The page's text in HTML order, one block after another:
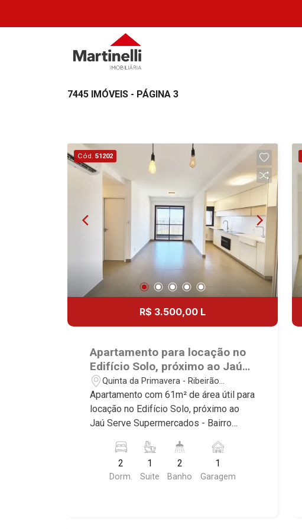
7445 IMÓVEIS - PÁGINA 3
Cód. 51202
R$ 3.500,00 L
Apartamento para locação no
Edifício Solo, próximo ao Jaú
Serve Supermercados -
Ribeirão Preto/SP.
Quinta da Primavera - Ribeirão
Preto/SP
Apartamento com 61m² de área útil para
locação no Edifício Solo, próximo ao
Jaú Serve Supermercados - Bairro
Conheça as características deste
imóvel que a Martinelli Imobiliária
selecionou para você: - 61m² de área
2
Dorm.
1
Suite
2
Banho
1
Garagem